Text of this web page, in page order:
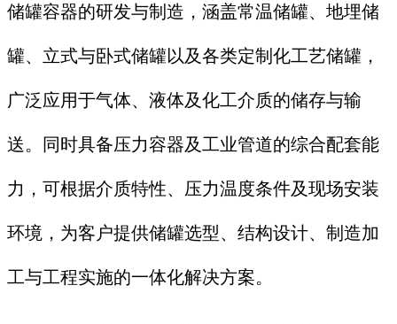
储罐容器的研发与制造，涵盖常温储罐、地埋储
罐、立式与卧式储罐以及各类定制化工艺储罐，
广泛应用于气体、液体及化工介质的储存与输
送。同时具备压力容器及工业管道的综合配套能
力，可根据介质特性、压力温度条件及现场安装
环境，为客户提供储罐选型、结构设计、制造加
工与工程实施的一体化解决方案。